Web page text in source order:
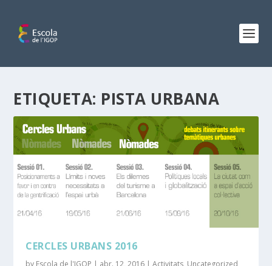
ETIQUETA: PISTA URBANA
CERCLES URBANS 2016
by Escola de l'IGOP | abr. 12, 2016 |Activitats, Uncategorized